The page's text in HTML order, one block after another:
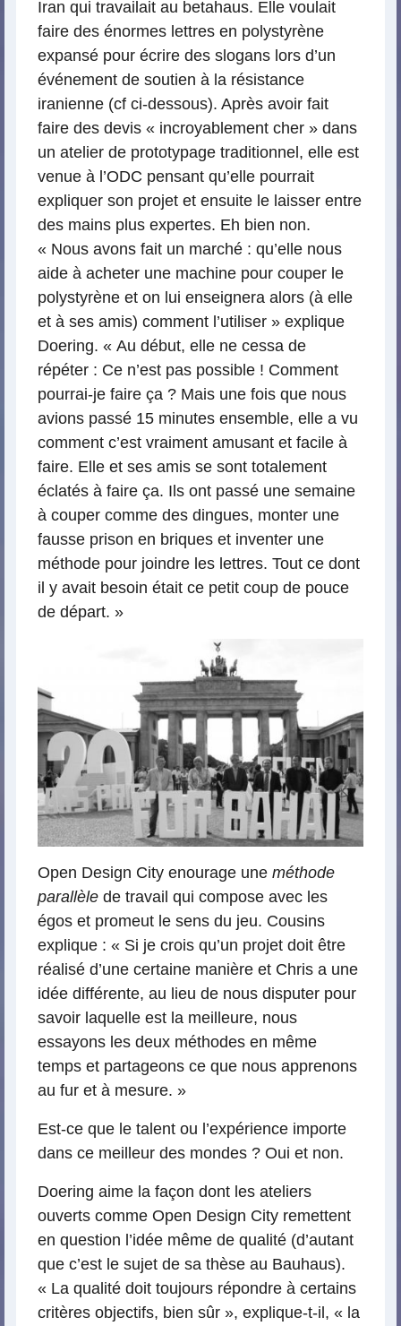
Iran qui travailait au betahaus. Elle voulait
faire des énormes lettres en polystyrène
expansé pour écrire des slogans lors d’un
événement de soutien à la résistance
iranienne (cf ci-dessous). Après avoir fait
faire des devis « incroyablement cher » dans
un atelier de prototypage traditionnel, elle est
venue à l’ODC pensant qu’elle pourrait
expliquer son projet et ensuite le laisser entre
des mains plus expertes. Eh bien non.
« Nous avons fait un marché : qu’elle nous
aide à acheter une machine pour couper le
polystyrène et on lui enseignera alors (à elle
et à ses amis) comment l’utiliser » explique
Doering. « Au début, elle ne cessa de
répéter : Ce n’est pas possible ! Comment
pourrai-je faire ça ? Mais une fois que nous
avions passé 15 minutes ensemble, elle a vu
comment c’est vraiment amusant et facile à
faire. Elle et ses amis se sont totalement
éclatés à faire ça. Ils ont passé une semaine
à couper comme des dingues, monter une
fausse prison en briques et inventer une
méthode pour joindre les lettres. Tout ce dont
il y avait besoin était ce petit coup de pouce
de départ. »
Open Design City enourage une méthode
parallèle de travail qui compose avec les
égos et promeut le sens du jeu. Cousins
explique : « Si je crois qu’un projet doit être
réalisé d’une certaine manière et Chris a une
idée différente, au lieu de nous disputer pour
savoir laquelle est la meilleure, nous
essayons les deux méthodes en même
temps et partageons ce que nous apprenons
au fur et à mesure. »
Est-ce que le talent ou l’expérience importe
dans ce meilleur des mondes ? Oui et non.
Doering aime la façon dont les ateliers
ouverts comme Open Design City remettent
en question l’idée même de qualité (d’autant
que c’est le sujet de sa thèse au Bauhaus).
« La qualité doit toujours répondre à certains
critères objectifs, bien sûr », explique-t-il, « la